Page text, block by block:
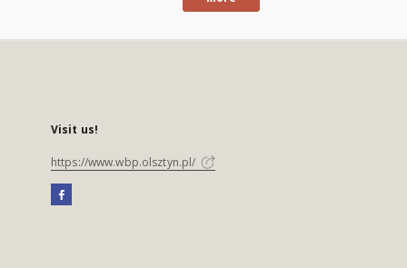
Visit us!
https://www.wbp.olsztyn.pl/